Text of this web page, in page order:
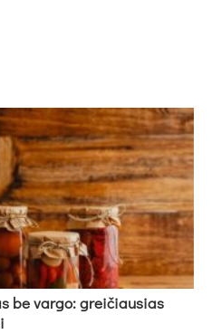
be vargo: greičiausias